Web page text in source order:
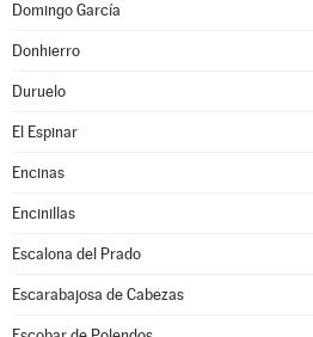
Domingo García
Donhierro
Duruelo
El Espinar
Encinas
Encinillas
Escalona del Prado
Escarabajosa de Cabezas